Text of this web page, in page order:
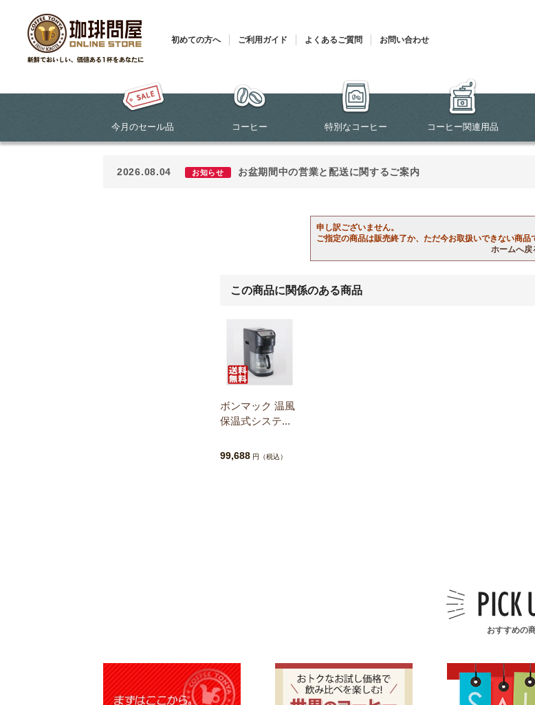
初めての方へ ご利用ガイド よくあるご質問
お問い合わせ
今月のセール品 コーヒー 特別なコーヒー コーヒー関連用品
2026.08.04 お知らせ お盆期間中の営業と配送に関するご案内
申し訳ございません。
ご指定の商品は販売終了か、ただ今お取扱いできない商品
ホームへ戻
この商品に関係のある商品
ボンマック 温風
保温式システ...
99,688 円（税込）
おすすめの